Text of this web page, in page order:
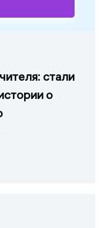
стали
о